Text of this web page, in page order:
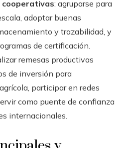
: agruparse para
adoptar buenas
y trazabilidad, y
de certificación.
remesas productivas
de inversión para
participar en redes
como puente de confianza
internacionales.